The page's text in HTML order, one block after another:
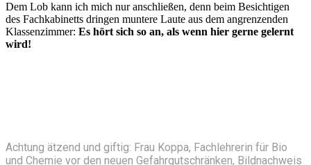
Dem Lob kann ich mich nur anschließen, denn beim Besichtigen
des Fachkabinetts dringen muntere Laute aus dem angrenzenden
Klassenzimmer: Es hört sich so an, als wenn hier gerne gelernt
wird!
Achtung ätzend und giftig: Frau Koppa, Fachlehrerin für Bio
und Chemie vor den neuen Gefahrgutschränken, Bildnachweis